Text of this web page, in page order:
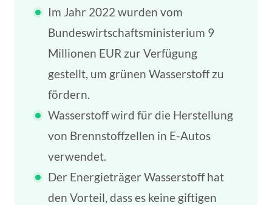
Im Jahr 2022 wurden vom
Bundeswirtschaftsministerium 9
Millionen EUR zur Verfügung
gestellt, um grünen Wasserstoff zu
fördern.
Wasserstoff wird für die Herstellung
von Brennstoffzellen in E-Autos
verwendet.
Der Energieträger Wasserstoff hat
den Vorteil, dass es keine giftigen